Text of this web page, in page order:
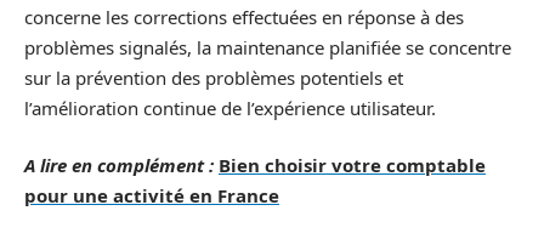
concerne les corrections effectuées en réponse à des
problèmes signalés, la maintenance planifiée se concentre
sur la prévention des problèmes potentiels et
l’amélioration continue de l’expérience utilisateur.
A lire en complément : Bien choisir votre comptable
pour une activité en France